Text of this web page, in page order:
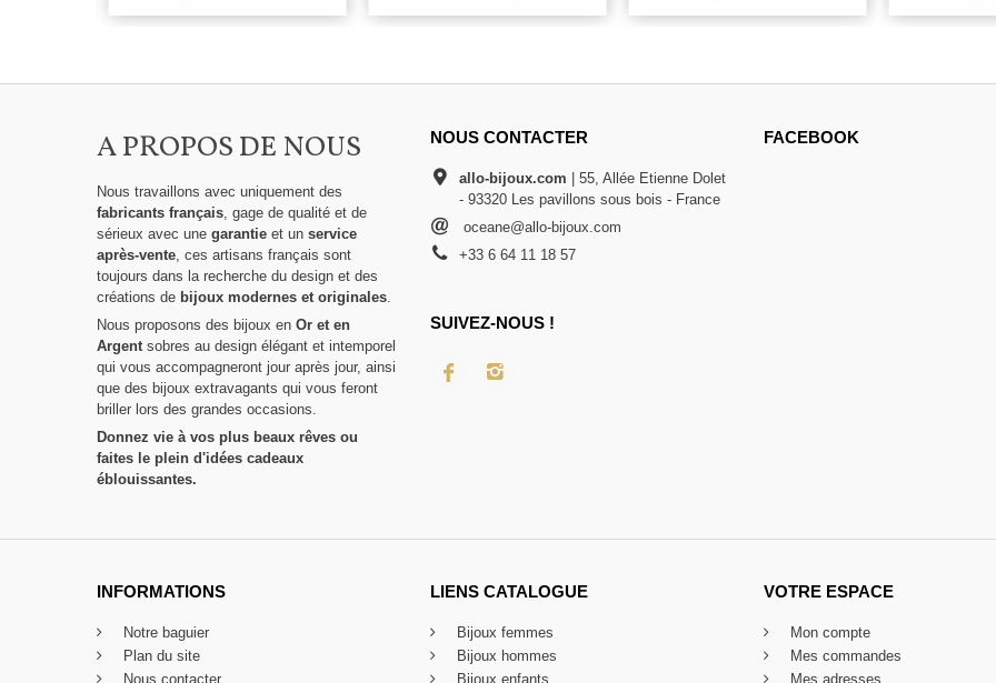
A PROPOS DE NOUS
Nous travaillons avec uniquement des
fabricants français, gage de qualité et de
sérieux avec une garantie et un service
après-vente, ces artisans français sont
toujours dans la recherche du design et des
créations de bijoux modernes et originales.
Nous proposons des bijoux en Or et en
Argentsobres au design élégant et intemporel
qui vous accompagneront jour après jour, ainsi
que des bijoux extravagants qui vous feront
briller lors des grandes occasions.
Donnez vie à vos plus beaux rêves ou
faites le plein d'idées cadeaux
éblouissantes.
NOUS CONTACTER
allo-bijoux.com | 55, Allée Etienne Dolet
- 93320 Les pavillons sous bois - France
oceane@allo-bijoux.com
+33 6 64 11 18 57
FACEBOOK
SUIVEZ-NOUS !
INFORMATIONS
Notre baguier
Plan du site
Nous contacter
LIENS CATALOGUE
Bijoux femmes
Bijoux hommes
Bijoux enfants
VOTRE ESPACE
Mon compte
Mes commandes
Mes adresses